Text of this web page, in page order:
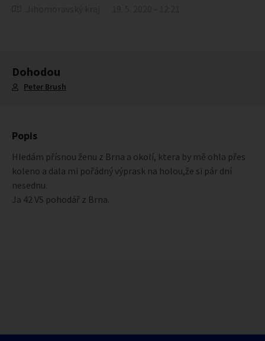
Dohodou
Peter Brush
Popis
Hledám přísnou ženu z Brna a okolí, ktera by mě ohla přes
koleno a dala mi pořádný výprask na holou,že si pár dní
nesednu.
Ja 42 VS pohodář z Brna.